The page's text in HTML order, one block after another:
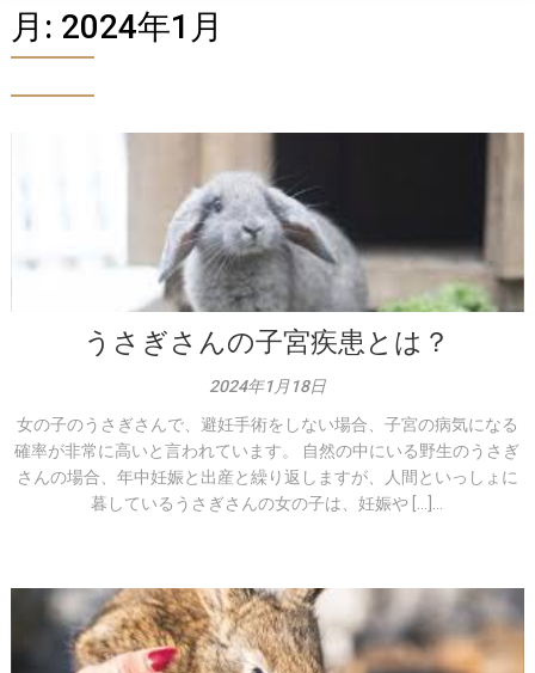
月: 2024年1月
うさぎさんの子宮疾患とは？
2024年1月18日
女の子のうさぎさんで、避妊手術をしない場合、子宮の病気になる
確率が非常に高いと言われています。 自然の中にいる野生のうさぎ
さんの場合、年中妊娠と出産と繰り返しますが、人間といっしょに
暮しているうさぎさんの女の子は、妊娠や […]...